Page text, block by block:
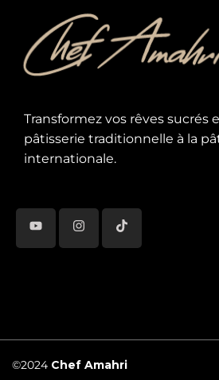
Transformez vos rêves sucrés
pâtisserie traditionnelle à la
internationale.
©2024 Chef Amahri